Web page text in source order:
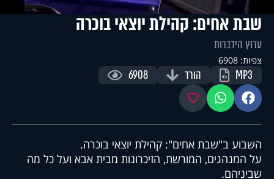
Video
שבת אחים: קהילת יוצאי בוכרה
ערוץ הידברות
צפיות: 6908
MP3 הורד 6908
פייסבוק ווטסאפ מועדפים
השבוע ב"שבת אחים": קהילת יוצאי בוכרה.
על המנהגים, המורשת, הזיכרונות מבית אבא ועל כל מה
שביניהם.